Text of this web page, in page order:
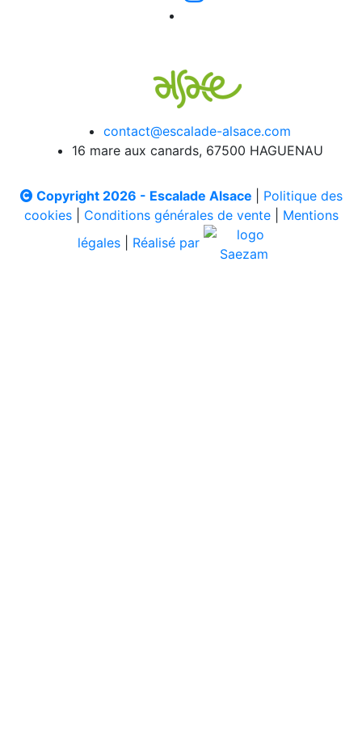
contact@escalade-alsace.com
16 mare aux canards, 67500 HAGUENAU
Copyright 2026 - Escalade Alsace
Politique des
cookies| Conditions générales de vente| Mentions
légales
Réalisé par